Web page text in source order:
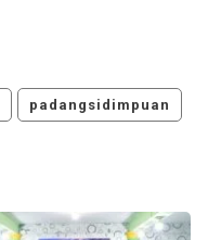
padangsidimpuan